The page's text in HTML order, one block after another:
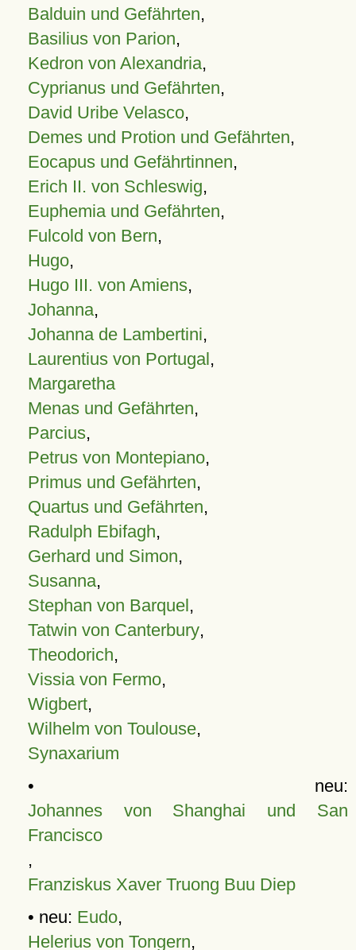
Balduin und Gefährten,
Basilius von Parion,
Kedron von Alexandria,
Cyprianus und Gefährten,
David Uribe Velasco,
Demes und Protion und Gefährten,
Eocapus und Gefährtinnen,
Erich II. von Schleswig,
Euphemia und Gefährten,
Fulcold von Bern,
Hugo,
Hugo III. von Amiens,
Johanna,
Johanna de Lambertini,
Laurentius von Portugal,
Margaretha
Menas und Gefährten,
Parcius,
Petrus von Montepiano,
Primus und Gefährten,
Quartus und Gefährten,
Radulph Ebifagh,
Gerhard und Simon,
Susanna,
Stephan von Barquel,
Tatwin von Canterbury,
Theodorich,
Vissia von Fermo,
Wigbert,
Wilhelm von Toulouse,
Synaxarium
• neu:
Johannes von Shanghai und San
Francisco
,
Franziskus Xaver Truong Buu Diep
• neu: Eudo,
Helerius von Tongern,